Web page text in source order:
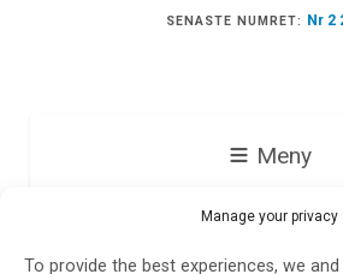
Manage your privacy
To provide the best experiences, we
SENASTE NUMRET: Nr 2
Meny